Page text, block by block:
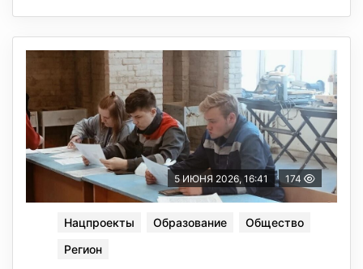
5 ИЮНЯ 2026, 16:41 174
Нацпроекты Образование
Общество
Регион